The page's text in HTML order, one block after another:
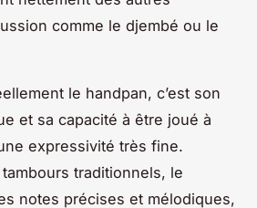
comme le djembé ou le
le handpan, c’est son
et sa capacité à être joué à
expressivité très fine.
traditionnels, le
notes précises et mélodiques,